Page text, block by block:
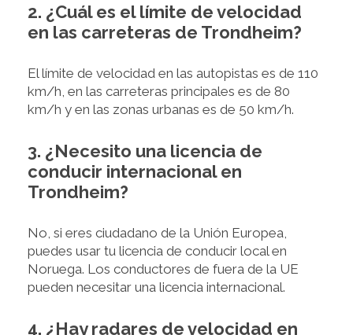
2. ¿Cuál es el límite de velocidad
en las carreteras de Trondheim?
El límite de velocidad en las autopistas es de 110
km/h, en las carreteras principales es de 80
km/h y en las zonas urbanas es de 50 km/h.
3. ¿Necesito una licencia de
conducir internacional en
Trondheim?
No, si eres ciudadano de la Unión Europea,
puedes usar tu licencia de conducir local en
Noruega. Los conductores de fuera de la UE
pueden necesitar una licencia internacional.
4. ¿Hay radares de velocidad en